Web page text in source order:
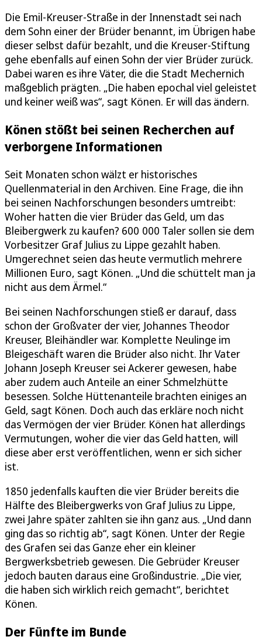
Die Emil-Kreuser-Straße in der Innenstadt sei nach
dem Sohn einer der Brüder benannt, im Übrigen habe
dieser selbst dafür bezahlt, und die Kreuser-Stiftung
gehe ebenfalls auf einen Sohn der vier Brüder zurück.
Dabei waren es ihre Väter, die die Stadt Mechernich
maßgeblich prägten. „Die haben epochal viel geleistet
und keiner weiß was“, sagt Könen. Er will das ändern.
Könen stößt bei seinen Recherchen auf
verborgene Informationen
Seit Monaten schon wälzt er historisches
Quellenmaterial in den Archiven. Eine Frage, die ihn
bei seinen Nachforschungen besonders umtreibt:
Woher hatten die vier Brüder das Geld, um das
Bleibergwerk zu kaufen? 600 000 Taler sollen sie dem
Vorbesitzer Graf Julius zu Lippe gezahlt haben.
Umgerechnet seien das heute vermutlich mehrere
Millionen Euro, sagt Könen. „Und die schüttelt man ja
nicht aus dem Ärmel.“
Bei seinen Nachforschungen stieß er darauf, dass
schon der Großvater der vier, Johannes Theodor
Kreuser, Bleihändler war. Komplette Neulinge im
Bleigeschäft waren die Brüder also nicht. Ihr Vater
Johann Joseph Kreuser sei Ackerer gewesen, habe
aber zudem auch Anteile an einer Schmelzhütte
besessen. Solche Hüttenanteile brachten einiges an
Geld, sagt Könen. Doch auch das erkläre noch nicht
das Vermögen der vier Brüder. Könen hat allerdings
Vermutungen, woher die vier das Geld hatten, will
diese aber erst veröffentlichen, wenn er sich sicher
ist.
1850 jedenfalls kauften die vier Brüder bereits die
Hälfte des Bleibergwerks von Graf Julius zu Lippe,
zwei Jahre später zahlten sie ihn ganz aus. „Und dann
ging das so richtig ab“, sagt Könen. Unter der Regie
des Grafen sei das Ganze eher ein kleiner
Bergwerksbetrieb gewesen. Die Gebrüder Kreuser
jedoch bauten daraus eine Großindustrie. „Die vier,
die haben sich wirklich reich gemacht“, berichtet
Könen.
Der Fünfte im Bunde